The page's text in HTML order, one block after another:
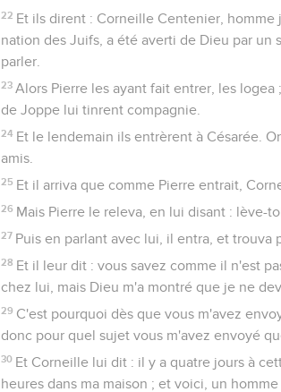
22 Et ils dirent : Corneille Centenier,
nation des Juifs, a été averti de Dieu par
parler.
23 Alors Pierre les ayant fait entrer, les
de Joppe lui tinrent compagnie.
24 Et le lendemain ils entrèrent à Césarée.
amis.
25 Et il arriva que comme Pierre entrait,
26 Mais Pierre le releva, en lui disant : lève-
27 Puis en parlant avec lui, il entra, et trouva
28 Et il leur dit : vous savez comme il n'est
chez lui, mais Dieu m'a montré que je ne
29 C'est pourquoi dès que vous m'avez
donc pour quel sujet vous m'avez envoyé
30 Et Corneille lui dit : il y a quatre jours à
heures dans ma maison ; et voici, un